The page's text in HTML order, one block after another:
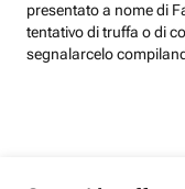
presentato a nome di
tentativo di truffa o di
segnalarcelo